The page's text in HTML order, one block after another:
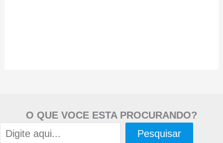
O QUE VOCE ESTA PROCURANDO?
Pesquisar